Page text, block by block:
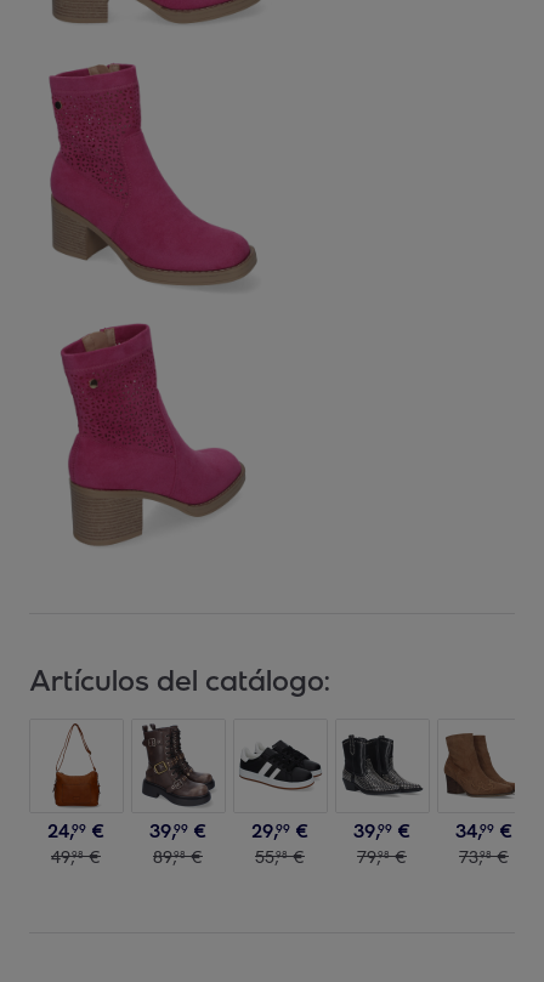
Artículos del catálogo:
24,99 €
49,98 €
39,99 €
89,98 €
29,99 €
55,98 €
39,99 €
79,98 €
34,99 €
73,98 €